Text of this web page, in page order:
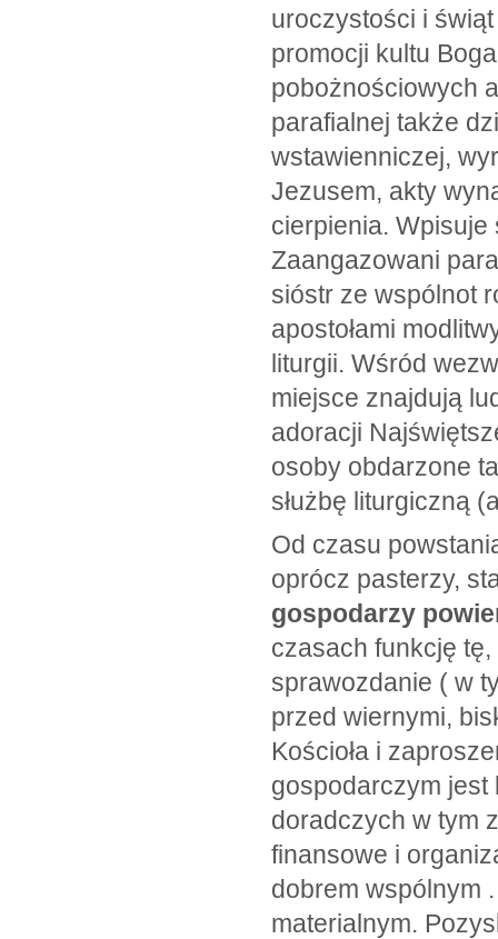
uroczystości i
promocji kultu
pobożnościowych
parafialnej także
wstawienniczej,
Jezusem, akty
cierpienia. Wpisuje
Zaangazowani
sióstr ze wspólnot
apostołami
liturgii. Wśród
miejsce znajdują
adoracji
osoby obdarzone
służbę liturgiczną
Od czasu
oprócz pasterzy,
gospodarzy
czasach funkcję
sprawozdanie ( w
przed wiernymi,
Kościoła i
gospodarczym jest
doradczych w tym
finansowe i
dobrem wspólnym
materialnym.